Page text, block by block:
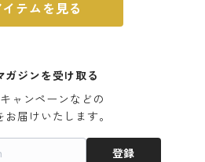
テムを見る
ガジンを受け取る
ャンペーンなどの
お届けいたします。
登録